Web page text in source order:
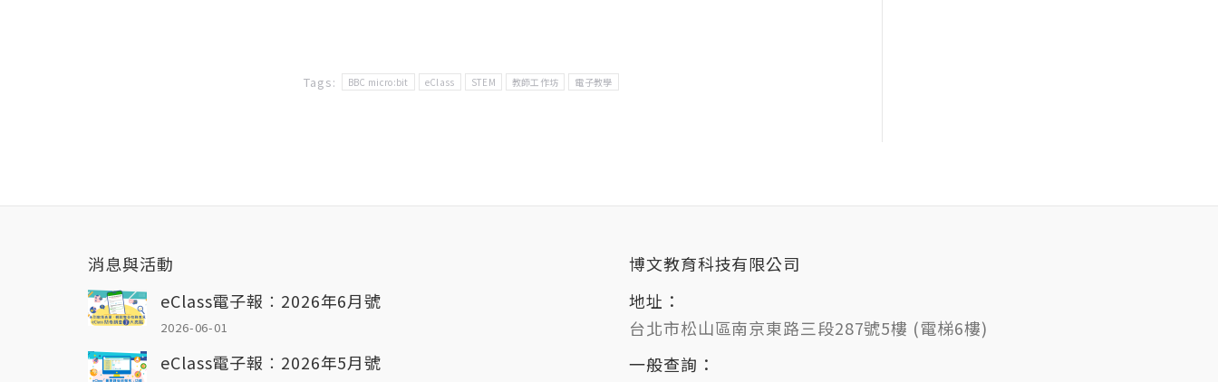
Tags: BBC micro:bit eClass STEM 教師工作坊 電子教學
消息與活動
eClass電子報︰2026年6月號
2026-06-01
eClass電子報︰2026年5月號
博文教育科技有限公司
地址：
台北市松山區南京東路三段287號5樓 (電梯6樓)
一般查詢：